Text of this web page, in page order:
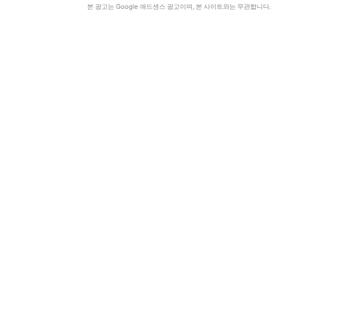
본 광고는 Google 애드센스 광고이며, 본 사이트와는 무관합니다.